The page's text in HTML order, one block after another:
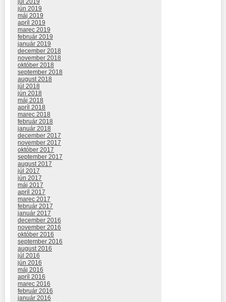
júl 2019
jún 2019
máj 2019
apríl 2019
marec 2019
február 2019
január 2019
december 2018
november 2018
október 2018
september 2018
august 2018
júl 2018
jún 2018
máj 2018
apríl 2018
marec 2018
február 2018
január 2018
december 2017
november 2017
október 2017
september 2017
august 2017
júl 2017
jún 2017
máj 2017
apríl 2017
marec 2017
február 2017
január 2017
december 2016
november 2016
október 2016
september 2016
august 2016
júl 2016
jún 2016
máj 2016
apríl 2016
marec 2016
február 2016
január 2016